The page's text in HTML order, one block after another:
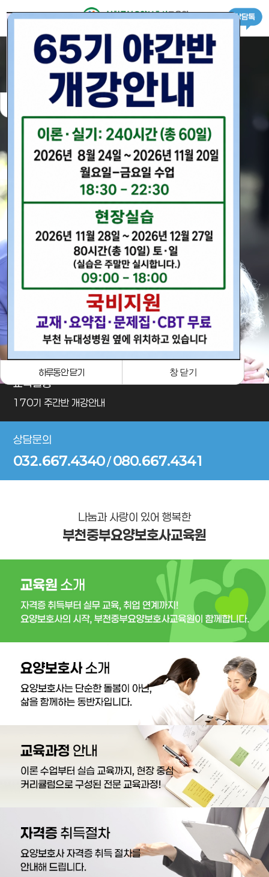
로그인 회원가입
＋ 교육원 소개
· 내부시설
· 찾아오시는길
－ 수강안내
· 교육일정
· 수강신청서
＋ 교육과정
－ 교육과정
· 일반(신규)자격증반
· 국가자격증 소지자반
· 경력자과정
＋ 요양보호사 정보
－ 요양보호사 정보
· 요양보호사 정보
· 구직신청서
－ 상담&커뮤니티
· 공지사항
＋ CBT 시험
교육일정
170기 주간반 개강안내
상담문의
032.667.4340/080.667.4341
나눔과 사랑이 있어 행복한
부천중부요양보호사교육원
하루동안 닫기 창 닫기
하루동안 닫기 창 닫기